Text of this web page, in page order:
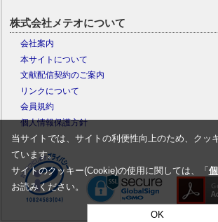
株式会社メテオについて
会社案内
本サイトについて
文献配信契約のご案内
リンクについて
会員規約
個人情報保護方針
当サイトでは、サイトの利便性向上のため、クッ
ています。
サイトのクッキー(Cookie)の使用に関しては、「
お読みください。
OK